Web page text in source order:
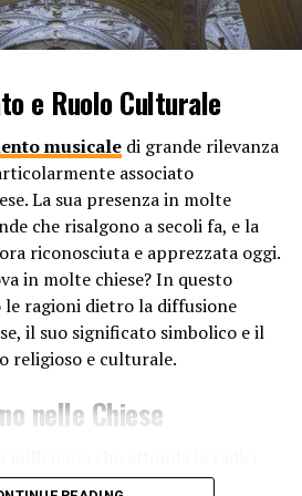
anche un potere evocativo e
felici e momenti piacevoli.
associata a un’esperienza
la ascoltiamo o la
momento di felicità. Questo
“memoria associativa” e può
cui cantiamo quando siamo felici,
e ricreare quelle emozioni
considerato un’espressione di
per la felicità che si prova.
il canto diventa una forma
vita e per le esperienze positive
esprimere la nostra
e Ruolo Culturale
musicaledi grande rilevanza
associato
La sua presenza in molte
che risalgono a secoli fa, e la
riconosciuta e apprezzata oggi.
in molte chiese? In questo
ragioni dietro la diffusione
il suo significato simbolico e il
religioso e culturale.
nelle Chiese
tracce di strumenti simili